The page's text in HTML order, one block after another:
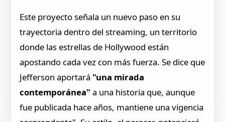
Este proyecto señala un nuevo paso en su
trayectoria dentro del streaming, un territorio
donde las estrellas de Hollywood están
apostando cada vez con más fuerza. Se dice que
Jefferson aportará "una mirada
contemporánea" a una historia que, aunque
fue publicada hace años, mantiene una vigencia